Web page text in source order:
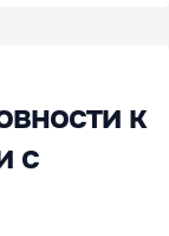
к
с